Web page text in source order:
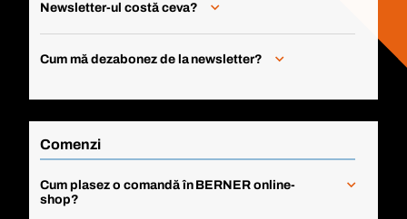
Newsletter-ul costă ceva?
Cum mă dezabonez de la newsletter?
Comenzi
Cum plasez o comandă în BERNER online-
shop?